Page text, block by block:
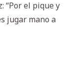
“Por el pique y
jugar mano a